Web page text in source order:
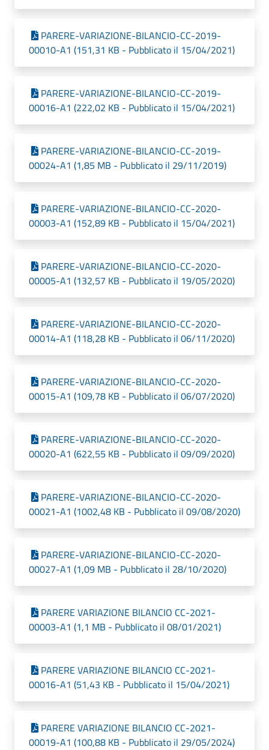
PARERE-VARIAZIONE-BILANCIO-CC-2019-
00010-A1 (151,31 KB - Pubblicato il 15/04/2021)
PARERE-VARIAZIONE-BILANCIO-CC-2019-
00016-A1 (222,02 KB - Pubblicato il 15/04/2021)
PARERE-VARIAZIONE-BILANCIO-CC-2019-
00024-A1 (1,85 MB - Pubblicato il 29/11/2019)
PARERE-VARIAZIONE-BILANCIO-CC-2020-
00003-A1 (152,89 KB - Pubblicato il 15/04/2021)
PARERE-VARIAZIONE-BILANCIO-CC-2020-
00005-A1 (132,57 KB - Pubblicato il 19/05/2020)
PARERE-VARIAZIONE-BILANCIO-CC-2020-
00014-A1 (118,28 KB - Pubblicato il 06/11/2020)
PARERE-VARIAZIONE-BILANCIO-CC-2020-
00015-A1 (109,78 KB - Pubblicato il 06/07/2020)
PARERE-VARIAZIONE-BILANCIO-CC-2020-
00020-A1 (622,55 KB - Pubblicato il 09/09/2020)
PARERE-VARIAZIONE-BILANCIO-CC-2020-
00021-A1 (1002,48 KB - Pubblicato il 09/08/2020)
PARERE-VARIAZIONE-BILANCIO-CC-2020-
00027-A1 (1,09 MB - Pubblicato il 28/10/2020)
PARERE VARIAZIONE BILANCIO CC-2021-
00003-A1 (1,1 MB - Pubblicato il 08/01/2021)
PARERE VARIAZIONE BILANCIO CC-2021-
00016-A1 (51,43 KB - Pubblicato il 15/04/2021)
PARERE VARIAZIONE BILANCIO CC-2021-
00019-A1 (100,88 KB - Pubblicato il 29/05/2024)